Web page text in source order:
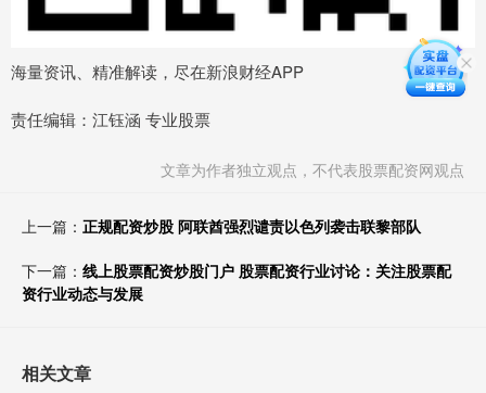
海量资讯、精准解读，尽在新浪财经APP
责任编辑：江钰涵 专业股票
文章为作者独立观点，不代表股票配资网观点
上一篇： 正规配资炒股 阿联酋强烈谴责以色列袭击联黎部队
下一篇： 线上股票配资炒股门户 股票配资行业讨论：关注股票配
资行业动态与发展
相关文章